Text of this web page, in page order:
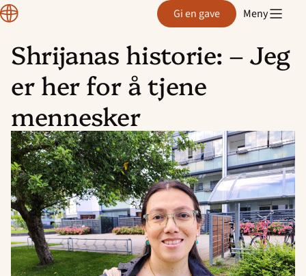
Hopp
innhold
Normisjon Gi en gave Meny
Shrijanas historie: – Jeg
er her for å tjene
mennesker